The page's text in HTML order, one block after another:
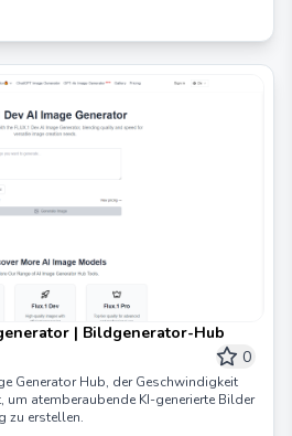
| Bildgenerator-Hub
0
Generator Hub, der Geschwindigkeit
atemberaubende KI-generierte Bilder
zu erstellen.